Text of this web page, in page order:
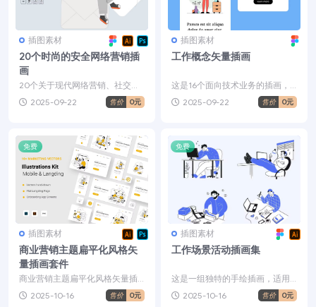
插图素材
20个时尚的安全网络营销插
画
20个关于现代网络营销、社交媒
体广告和公关公司准备的时尚插
画。快速轻松的自定义，...
2025-09-22 售价 0元
插图素材
工作概念矢量插画
这是16个面向技术业务的插画，
适用于您的 Web 和应用程序项
目。每个插画都是通...
2025-09-22 售价 0元
免费
插图素材
商业营销主题扁平化风格矢
量插画套件
商业营销主题扁平化风格矢量插
画套件，10个独特的Web和移动
设计的线条插画，这有...
2025-10-16 售价 0元
免费
插图素材
工作场景活动插画集
这是一组独特的手绘插画，适用
于任何工作空间活动领域。非常
适合 UI/UX 设计、...
2025-10-16 售价 0元